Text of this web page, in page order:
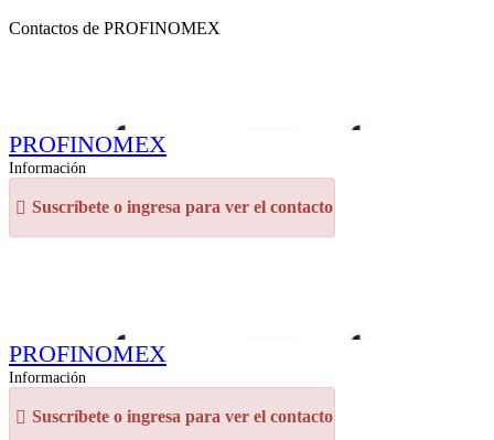
Contactos de PROFINOMEX
PROFINOMEX
Información
Suscríbete o ingresa para ver el contacto
PROFINOMEX
Información
Suscríbete o ingresa para ver el contacto